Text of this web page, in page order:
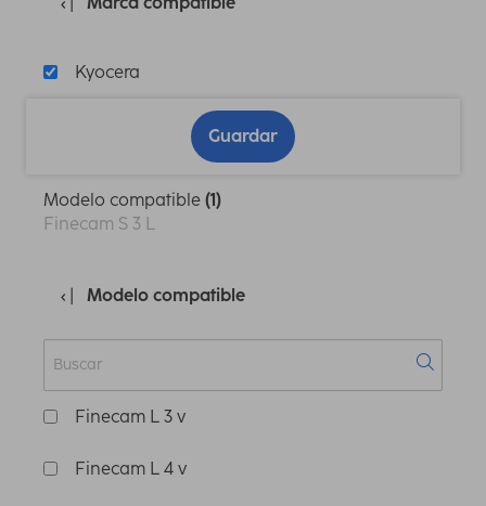
Kyocera
Guardar
Modelo compatible (1)
Finecam S 3 L
Modelo compatible
Finecam L 3 v
Finecam L 4 v